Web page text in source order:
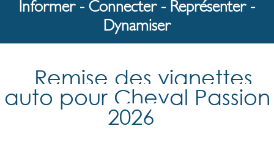
Informer - Connecter - Représenter -
Dynamiser
Remise des vignettes
auto pour Cheval Passion
2026